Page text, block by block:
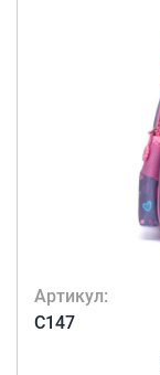
Артикул:
C147